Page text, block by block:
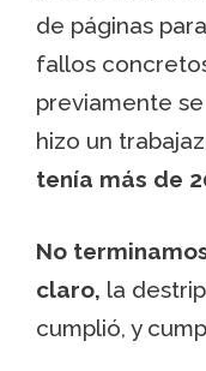
de páginas
fallos
previamente
hizo un
tenía más de
No
claro, la
cumplió, y